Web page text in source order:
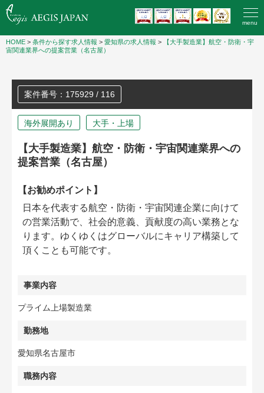
menu
HOME > 条件から探す求人情報 > 愛知県の求人情報 >
【大手製造業】航空・防衛・宇
宙関連業界への提案営業（名古屋）
案件番号：175929 / 116
海外展開あり 大手・上場
【大手製造業】航空・防衛・宇宙関連業界への
提案営業（名古屋）
【お勧めポイント】
日本を代表する航空・防衛・宇宙関連企業に向けて
の営業活動で、社会的意義、貢献度の高い業務とな
ります。ゆくゆくはグローバルにキャリア構築して
頂くことも可能です。
事業内容
プライム上場製造業
勤務地
愛知県名古屋市
職務内容